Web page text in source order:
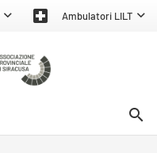
local_hospital Ambulatori LILT
search